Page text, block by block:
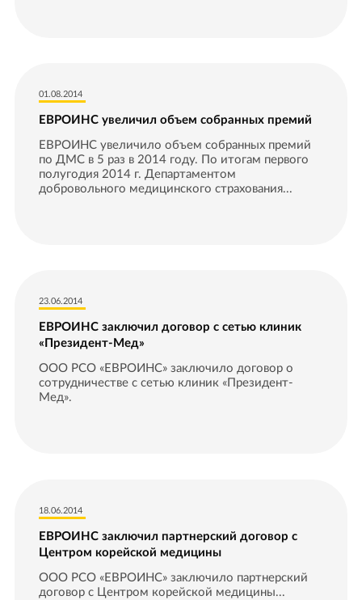
01.08.2014
ЕВРОИНС увеличил объем собранных премий
ЕВРОИНС увеличило объем собранных премий
по ДМС в 5 раз в 2014 году. По итогам первого
полугодия 2014 г. Департаментом
добровольного медицинского страхования...
23.06.2014
ЕВРОИНС заключил договор с сетью клиник
«Президент-Мед»
ООО РСО «ЕВРОИНС» заключило договор о
сотрудничестве с сетью клиник «Президент-
Мед».
18.06.2014
ЕВРОИНС заключил партнерский договор с
Центром корейской медицины
ООО РСО «ЕВРОИНС» заключило партнерский
договор с Центром корейской медицины...